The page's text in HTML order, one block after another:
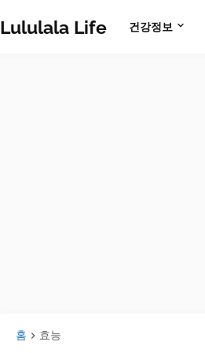
Lululala Life 건강정보
홈 효능